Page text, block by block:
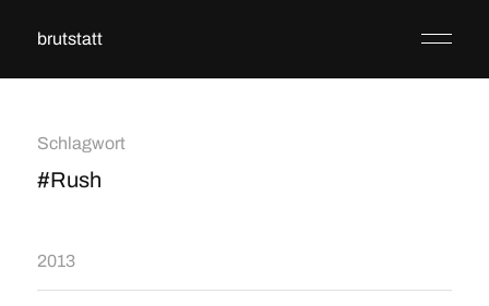
brutstatt
Schlagwort
#Rush
2013